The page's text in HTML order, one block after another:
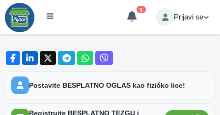
3
Prijavi se
Postavite BESPLATNO OGLAS kao fizičko lice!
Registrujte BESPLATNO TEZGU i